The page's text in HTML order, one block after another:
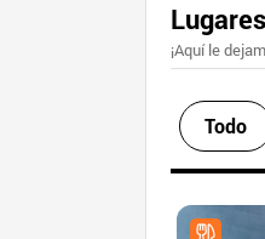
¡Aquí le
Todo